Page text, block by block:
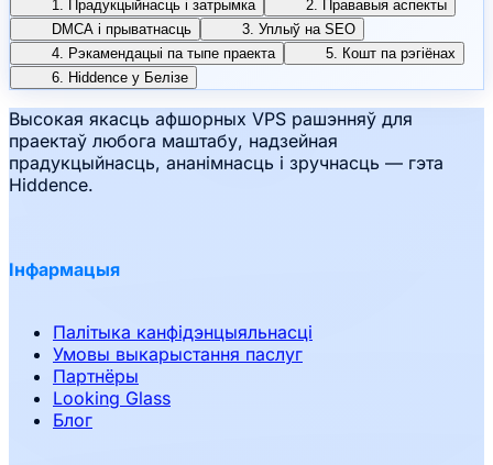
1. Прадукцыйнасць і затрымка
2. Прававыя аспекты
DMCA і прыватнасць
3. Уплыў на SEO
4. Рэкамендацыі па тыпе праекта
5. Кошт па рэгіёнах
6. Hiddence у Белізе
Высокая якасць афшорных VPS рашэнняў для
праектаў любога маштабу, надзейная
прадукцыйнасць, ананімнасць і зручнасць — гэта
Hiddence.
Інфармацыя
Палітыка канфідэнцыяльнасці
Умовы выкарыстання паслуг
Партнёры
Looking Glass
Блог